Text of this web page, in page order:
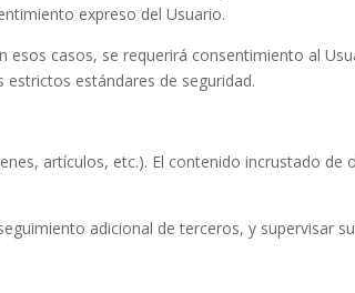
expreso del Usuario.
casos, se requerirá consentimiento al
estándares de seguridad.
artículos, etc.). El contenido incrustado de
adicional de terceros, y supervisar